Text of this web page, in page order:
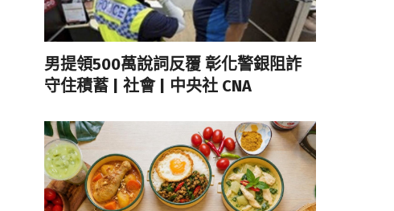
男提領500萬說詞反覆 彰化警銀阻詐
守住積蓄 | 社會 | 中央社 CNA